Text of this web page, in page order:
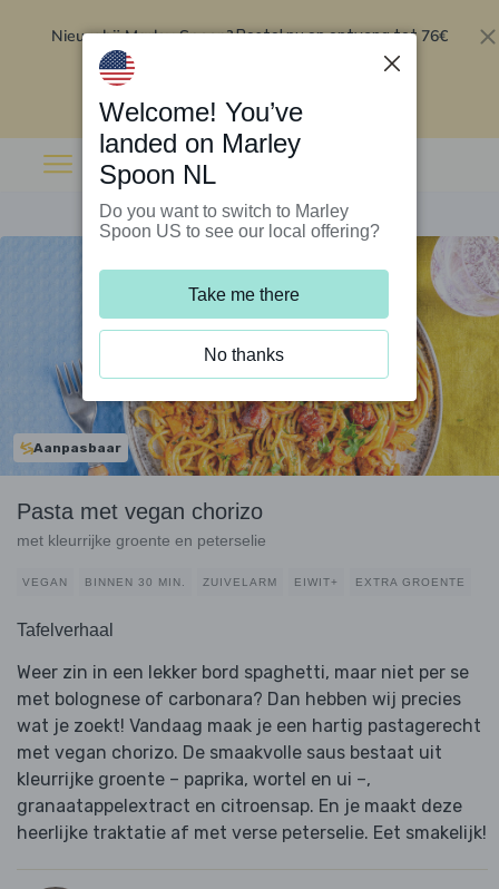
Nieuw bij Marley Spoon?Bestel nu en ontvang tot 76€
Aanpasbaar
Pasta met vegan chorizo
met kleurrijke groente en peterselie
VEGAN BINNEN 30 MIN. ZUIVELARM EIWIT+ EXTRA GROENTE
Tafelverhaal
Weer zin in een lekker bord spaghetti, maar niet per se
met bolognese of carbonara? Dan hebben wij precies
wat je zoekt! Vandaag maak je een hartig pastagerecht
met vegan chorizo. De smaakvolle saus bestaat uit
kleurrijke groente – paprika, wortel en ui –,
granaatappelextract en citroensap. En je maakt deze
heerlijke traktatie af met verse peterselie. Eet smakelijk!
Welcome! You’ve
landed on Marley
Spoon NL
Do you want to switch to Marley
Spoon US to see our local offering?
Take me there
No thanks